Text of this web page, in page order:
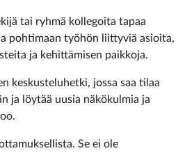
tai ryhmä kollegoita tapaa
pohtimaan työhön liittyviä asioita,
ja kehittämisen paikkoja.
keskusteluhetki, jossa saa tilaa
ja löytää uusia näkökulmia ja
Se ei ole